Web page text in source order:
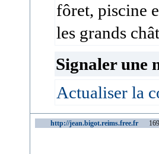
fôret, piscine
les grands
Signaler une
Actualiser la
http://jean.bigot.reims.free.fr